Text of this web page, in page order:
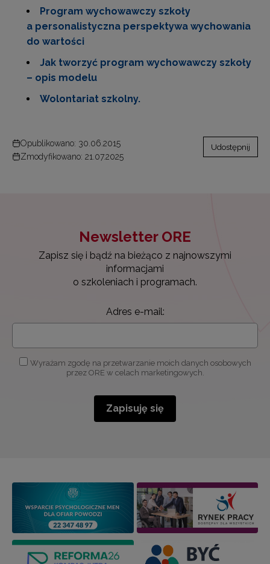
Program wychowawczy szkoły
a personalistyczna perspektywa wychowania
do wartości
Jak tworzyć program wychowawczy szkoły
– opis modelu
Wolontariat szkolny.
Opublikowano: 30.06.2015
Zmodyfikowano: 21.07.2025
Udostępnij
Newsletter ORE
Zapisz się i bądź na bieżąco z najnowszymi
informacjami
o szkoleniach i programach.
Adres e-mail:
Wyrażam zgodę na przetwarzanie moich danych osobowych
przez ORE w celach marketingowych.
Zapisuję się